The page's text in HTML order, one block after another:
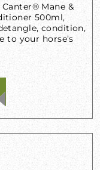
Mane &
500ml,
condition,
to your horse’s